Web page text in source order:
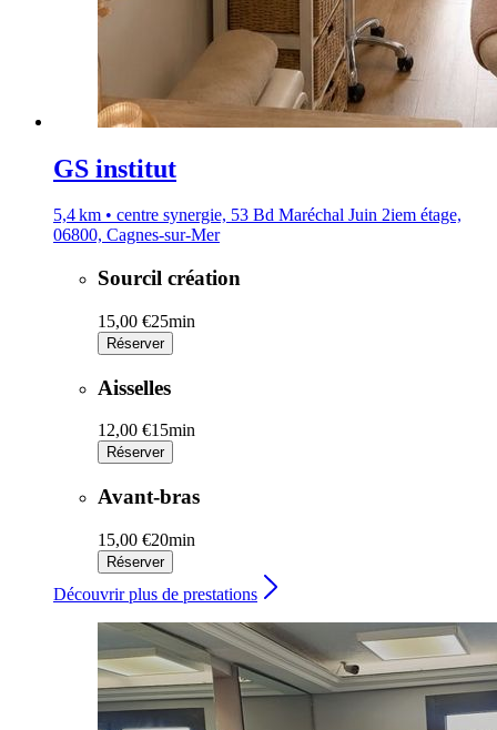
GS institut
5,4 km • centre synergie, 53 Bd Maréchal Juin 2iem étage,
06800, Cagnes-sur-Mer
Sourcil création
15,00 €25min
Réserver
Aisselles
12,00 €15min
Réserver
Avant-bras
15,00 €20min
Réserver
Découvrir plus de prestations